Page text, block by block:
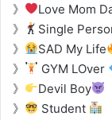
》
Love Mom
》
Single
》
SAD My Life
》
GYM LOver
》
Devil Boy
》
Student